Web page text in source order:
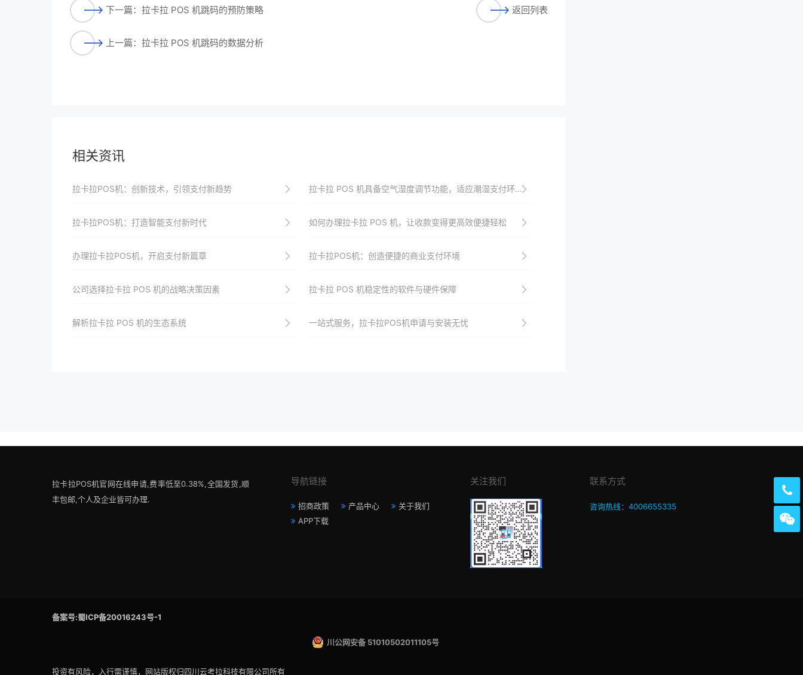
下一篇：拉卡拉 POS 机跳码的预防策略
上一篇：拉卡拉 POS 机跳码的数据分析
返回列表
相关资讯
拉卡拉POS机：创新技术，引领支付新趋势 拉卡拉 POS 机具备空气湿度调节功能，适应潮湿支付环境
拉卡拉POS机：打造智能支付新时代 如何办理拉卡拉 POS 机，让收款变得更高效便捷轻松
办理拉卡拉POS机，开启支付新篇章 拉卡拉POS机：创造便捷的商业支付环境
公司选择拉卡拉 POS 机的战略决策因素 拉卡拉 POS 机稳定性的软件与硬件保障
解析拉卡拉 POS 机的生态系统 一站式服务，拉卡拉POS机申请与安装无忧
拉卡拉POS机官网在线申请,费率低至0.38%,全国发货,顺
丰包邮,个人及企业皆可办理.
导航链接
招商政策 产品中心
关于我们
APP下载
关注我们 联系方式
咨询热线：4006655335
备案号:蜀ICP备20016243号-1
川公网安备 51010502011105号
投资有风险，入行需谨慎，网站版权归四川云考拉科技有限公司所有